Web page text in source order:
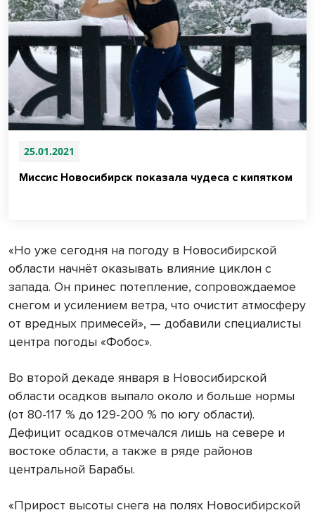
25.01.2021
Миссис Новосибирск показала чудеса с кипятком
«Но уже сегодня на погоду в Новосибирской
области начнёт оказывать влияние циклон с
запада. Он принес потепление, сопровождаемое
снегом и усилением ветра, что очистит атмосферу
от вредных примесей», — добавили специалисты
центра погоды «Фобос».
Во второй декаде января в Новосибирской
области осадков выпало около и больше нормы
(от 80-117 % до 129-200 % по югу области).
Дефицит осадков отмечался лишь на севере и
востоке области, а также в ряде районов
центральной Барабы.
«Прирост высоты снега на полях Новосибирской